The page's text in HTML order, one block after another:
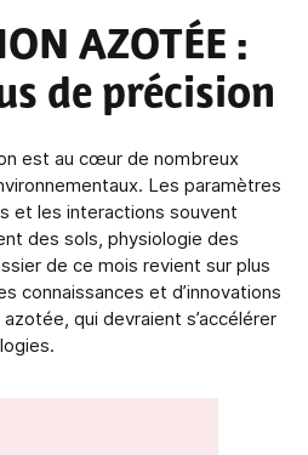
AZOTÉE :
de précision
est au cœur de nombreux
Les paramètres
et les interactions souvent
des sols, physiologie des
de ce mois revient sur plus
connaissances et d’innovations
qui devraient s’accélérer